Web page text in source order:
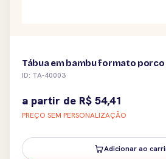
Tábua em bambu formato
ID: TA-40003
a partir de R$ 54,41
PREÇO SEM PERSONALIZAÇÃO
Adicionar ao